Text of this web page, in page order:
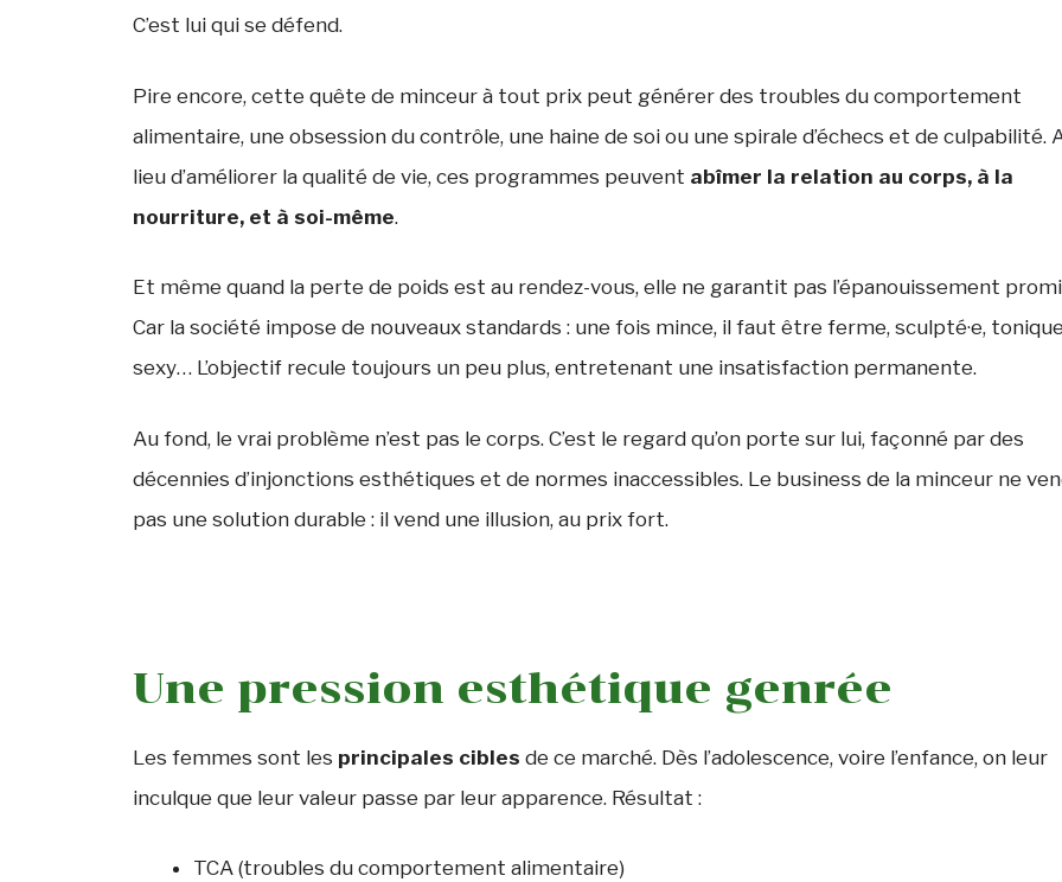
C’est lui qui se défend.
Pire encore, cette quête de minceur à tout prix peut générer des troubles du comportement
alimentaire, une obsession du contrôle, une haine de soi ou une spirale d’échecs et de culpabilité.
lieu d’améliorer la qualité de vie, ces programmes peuvent abîmer la relation au corps, à la
nourriture, et à soi-même.
Et même quand la perte de poids est au rendez-vous, elle ne garantit pas l’épanouissement
Car la société impose de nouveaux standards : une fois mince, il faut être ferme, sculpté·e,
sexy… L’objectif recule toujours un peu plus, entretenant une insatisfaction permanente.
Au fond, le vrai problème n’est pas le corps. C’est le regard qu’on porte sur lui, façonné par des
décennies d’injonctions esthétiques et de normes inaccessibles. Le business de la minceur ne
pas une solution durable : il vend une illusion, au prix fort.
Une pression esthétique genrée
Les femmes sont les principales cibles de ce marché. Dès l’adolescence, voire l’enfance, on leur
inculque que leur valeur passe par leur apparence. Résultat :
TCA (troubles du comportement alimentaire)